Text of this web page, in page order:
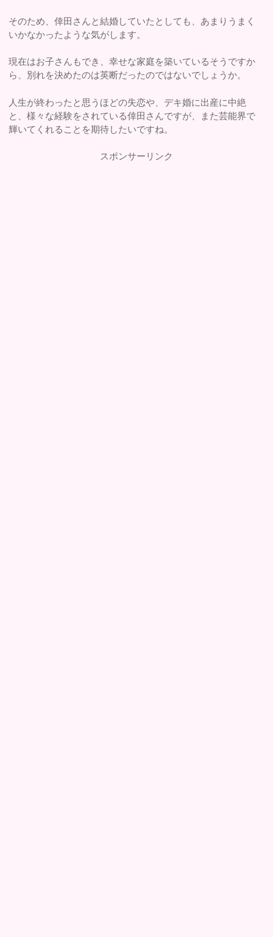
そのため、倖田さんと結婚していたとしても、あまりうまく
いかなかったような気がします。
現在はお子さんもでき、幸せな家庭を築いているそうですか
ら、別れを決めたのは英断だったのではないでしょうか。
人生が終わったと思うほどの失恋や、デキ婚に出産に中絶
と、様々な経験をされている倖田さんですが、また芸能界で
輝いてくれることを期待したいですね。
スポンサーリンク